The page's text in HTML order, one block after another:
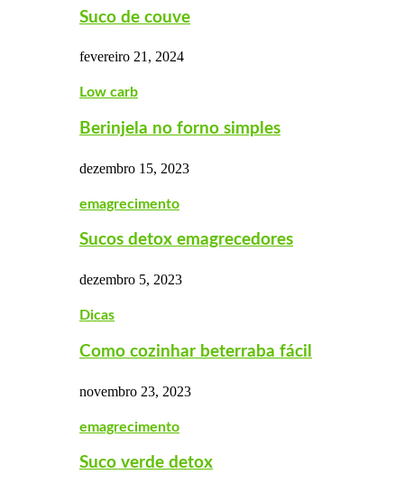
Suco de couve
fevereiro 21, 2024
Low carb
Berinjela no forno simples
dezembro 15, 2023
emagrecimento
Sucos detox emagrecedores
dezembro 5, 2023
Dicas
Como cozinhar beterraba fácil
novembro 23, 2023
emagrecimento
Suco verde detox